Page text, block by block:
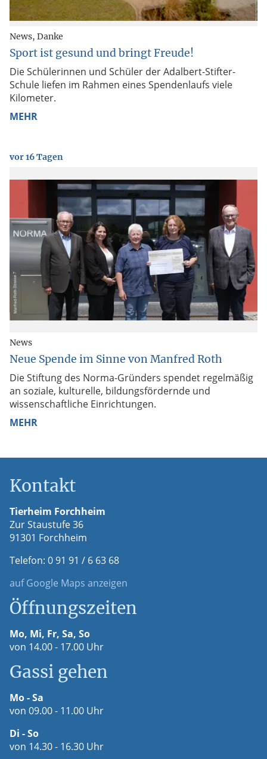
News Danke
Sport ist gesund und bringt Freude!
Die Schülerinnen und Schüler der Adalbert-Stifter-
Schule liefen im Rahmen eines Spendenlaufs viele
Kilometer.
MEHR
vor 16 Tagen
News
Neue Spende im Sinne von Manfred Roth
Die Stiftung des Norma-Gründers spendet regelmäßig
an soziale, kulturelle, bildungsfördernde und
wissenschaftliche Einrichtungen.
MEHR
Kontakt
Tierheim Forchheim
Zur Staustufe 36
91301 Forchheim
Telefon: 0 91 91 / 6 63 68
auf Google Maps anzeigen
Öffnungszeiten
Mo, Mi, Fr, Sa, So
von 14.00 - 17.00 Uhr
Gassi gehen
Mo - Sa
von 09.00 - 11.00 Uhr
Di - So
von 14.30 - 16.30 Uhr